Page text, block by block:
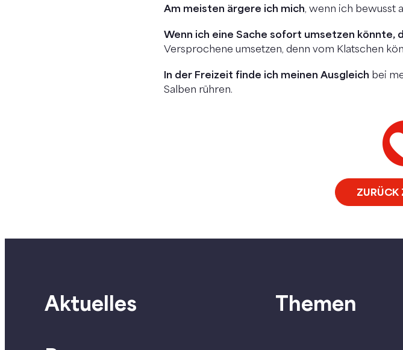
Am meisten ärgere ich mich, wenn ich bewusst
Wenn ich eine Sache sofort umsetzen könnte,
Versprochene umsetzen, denn vom Klatschen
In der Freizeit finde ich meinen Ausgleich bei
Salben rühren.
ZURÜCK
Aktuelles Themen